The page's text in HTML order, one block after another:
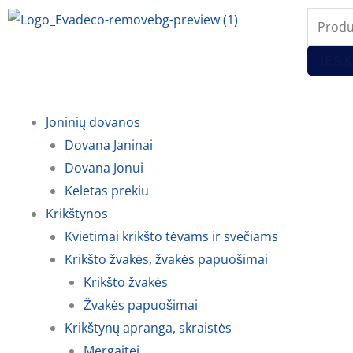
Pereiti
search
Joninių dovanos
Dovana Janinai
Dovana Jonui
Keletas prekiu
Krikštynos
Kvietimai krikšto tėvams ir svečiams
Krikšto žvakės, žvakės papuošimai
Krikšto žvakės
Žvakės papuošimai
Krikštynų apranga, skraistės